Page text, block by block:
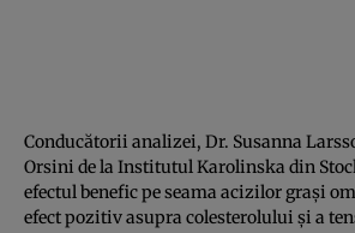
Conducătorii analizei, Dr. Susanna
Orsini de la Institutul Karolinska din
efectul benefic pe seama acizilor graşi
efect pozitiv asupra colesterolului şi a